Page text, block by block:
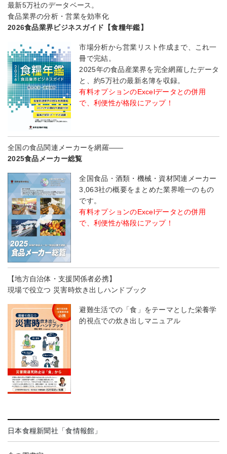
最新5万社のデータベース。
食品業界の分析・営業を効率化
2026食品業界ビジネスガイド【食糧年鑑】
市場分析から営業リスト作成まで、これ一
冊で完結。
2025年の食品産業界を完全網羅したデータ
と、約5万社の最新名簿を収録。
有料オプションのExcelデータとの併用
で、利便性が格段にアップ！
全国の食品関連メーカーを網羅――
2025食品メーカー総覧
全国食品・酒類・機械・資材関連メーカー
3,063社の概要をまとめた業界唯一のもの
です。
有料オプションのExcelデータとの併用
で、利便性が格段にアップ！
【地方自治体・支援関係者必携】
現場で役立つ 災害時炊き出しハンドブック
避難生活での「食」をテーマとした栄養学
的視点での炊き出しマニュアル
日本食糧新聞社「食情報館」